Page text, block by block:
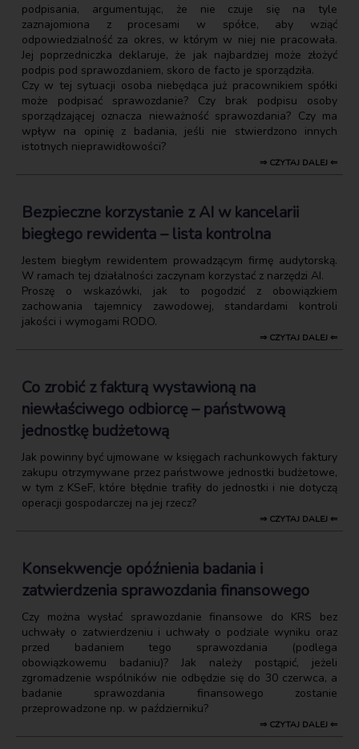
podpisania, argumentując, że nie czuje się na tyle
zaznajomiona z procesami w spółce, aby wziąć
odpowiedzialność za okres, w którym w niej nie pracowała.
Jej poprzedniczka deklaruje, że jak najbardziej może złożyć
podpis pod sprawozdaniem, skoro de facto je sporządziła.
Czy w tej sytuacji osoba niebędąca już pracownikiem spółki
może podpisać sprawozdanie? Czy brak podpisu osoby
sporządzającej oznacza nieważność sprawozdania? Czy ma
wpływ na opinię z badania, jeśli nie stwierdzono innych
istotnych nieprawidłowości?
⇒ CZYTAJ DALEJ ⇐
Bezpieczne korzystanie z AI w kancelarii
biegłego rewidenta – lista kontrolna
Jestem biegłym rewidentem prowadzącym firmę audytorską.
W ramach tej działalności zaczynam korzystać z narzędzi AI.
Proszę o wskazówki, jak to pogodzić z obowiązkiem
zachowania tajemnicy zawodowej, standardami kontroli
jakości i wymogami RODO.
⇒ CZYTAJ DALEJ ⇐
Co zrobić z fakturą wystawioną na
niewłaściwego odbiorcę – państwową
jednostkę budżetową
Jak powinny być ujmowane w księgach rachunkowych faktury
zakupu otrzymywane przez państwowe jednostki budżetowe,
w tym z KSeF, które błędnie trafiły do jednostki i nie dotyczą
operacji gospodarczej na jej rzecz?
⇒ CZYTAJ DALEJ ⇐
Konsekwencje opóźnienia badania i
zatwierdzenia sprawozdania finansowego
Czy można wysłać sprawozdanie finansowe do KRS bez
uchwały o zatwierdzeniu i uchwały o podziale wyniku oraz
przed badaniem tego sprawozdania (podlega
obowiązkowemu badaniu)? Jak należy postąpić, jeżeli
zgromadzenie wspólników nie odbędzie się do 30 czerwca, a
badanie sprawozdania finansowego zostanie
przeprowadzone np. w październiku?
⇒ CZYTAJ DALEJ ⇐